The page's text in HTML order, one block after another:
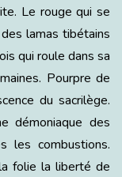
Le rouge qui se
lamas tibétains
qui roule dans sa
Pourpre de
du sacrilège.
démoniaque des
les combustions.
folie la liberté de